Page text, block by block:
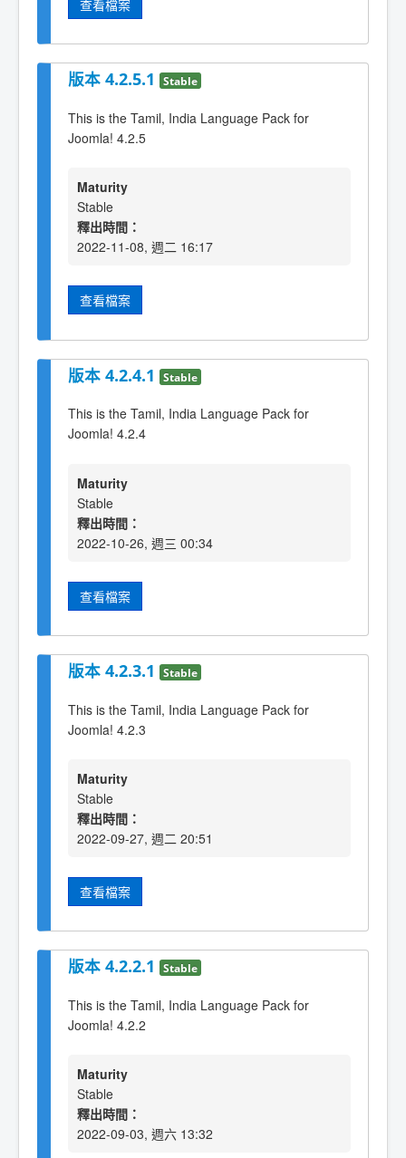
查看檔案
版本 4.2.5.1 Stable
This is the Tamil, India Language Pack for
Joomla! 4.2.5
Maturity
Stable
釋出時間：
2022-11-08, 週二 16:17
查看檔案
版本 4.2.4.1 Stable
This is the Tamil, India Language Pack for
Joomla! 4.2.4
Maturity
Stable
釋出時間：
2022-10-26, 週三 00:34
查看檔案
版本 4.2.3.1 Stable
This is the Tamil, India Language Pack for
Joomla! 4.2.3
Maturity
Stable
釋出時間：
2022-09-27, 週二 20:51
查看檔案
版本 4.2.2.1 Stable
This is the Tamil, India Language Pack for
Joomla! 4.2.2
Maturity
Stable
釋出時間：
2022-09-03, 週六 13:32